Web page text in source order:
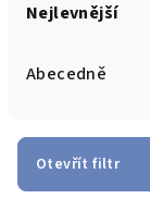
r
Nejlevnější
Abecedně
Otevřít filtr